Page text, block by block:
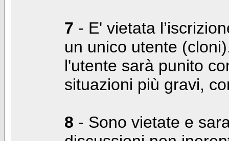
7 - E' vietata
un unico utente
l'utente sarà punito
situazioni più gravi,
8 - Sono vietate e